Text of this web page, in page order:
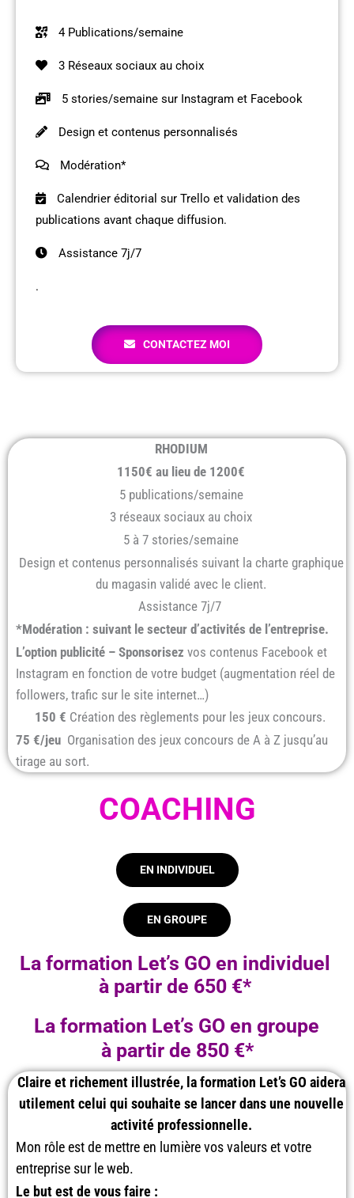
4 Publications/semaine
3 Réseaux sociaux au choix
5 stories/semaine sur Instagram et Facebook
Design et contenus personnalisés
Modération*
Calendrier éditorial sur Trello et validation des
publications avant chaque diffusion.
Assistance 7j/7
.
CONTACTEZ MOI
RHODIUM
1150€ au lieu de 1200€
5 publications/semaine
3 réseaux sociaux au choix
5 à 7 stories/semaine
Design et contenus personnalisés suivant la charte graphique
du magasin validé avec le client.
Assistance 7j/7
*Modération : suivant le secteur d’activités de l’entreprise.
L’option publicité – Sponsorisez vos contenus Facebook et
Instagram en fonction de votre budget (augmentation réel de
followers, trafic sur le site internet…)
150 € Création des règlements pour les jeux concours.
75 €/jeu Organisation des jeux concours de A à Z jusqu’au
tirage au sort.
COACHING
EN INDIVIDUEL
EN GROUPE
La formation Let’s GO en individuel
à partir de 650 €*
La formation Let’s GO en groupe
à partir de 850 €*
Claire et richement illustrée, la formation Let’s GO aidera
utilement celui qui souhaite se lancer dans une nouvelle
activité professionnelle.
Mon rôle est de mettre en lumière vos valeurs et votre
entreprise sur le web.
Le but est de vous faire :